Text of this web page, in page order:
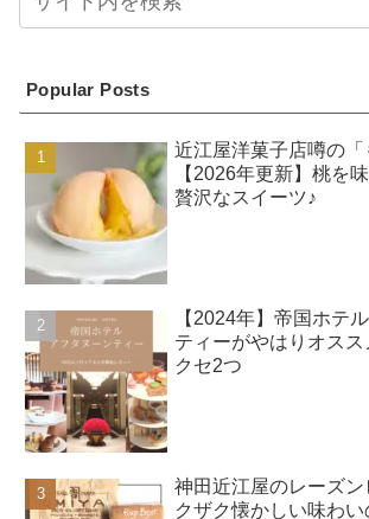
Popular Posts
近江屋洋菓子店噂の「
【2026年更新】桃を
贅沢なスイーツ♪
【2024年】帝国ホテ
ティーがやはりオス
クセ2つ
神田近江屋のレーズ
クザク懐かしい味わ